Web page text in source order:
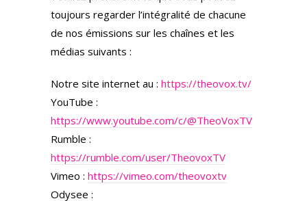
toujours regarder l’intégralité de chacune
de nos émissions sur les chaînes et les
médias suivants :
Notre site internet au : https://theovox.tv/
YouTube :
https://www.youtube.com/c/@TheoVoxTV
Rumble :
https://rumble.com/user/TheovoxTV
Vimeo : https://vimeo.com/theovoxtv
Odysee :